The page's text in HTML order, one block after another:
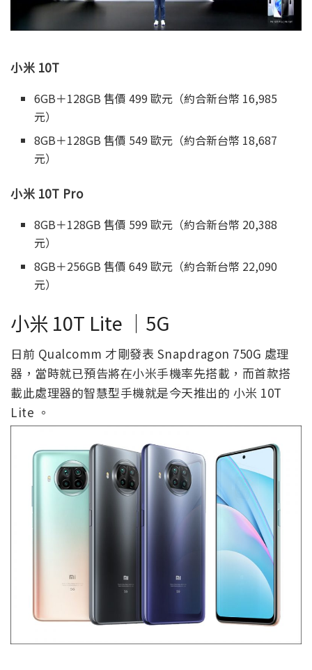
小米 10T
6GB＋128GB 售價 499 歐元（約合新台幣 16,985
元）
8GB＋128GB 售價 549 歐元（約合新台幣 18,687
元）
小米 10T Pro
8GB＋128GB 售價 599 歐元（約合新台幣 20,388
元）
8GB＋256GB 售價 649 歐元（約合新台幣 22,090
元）
小米 10T Lite ｜5G
日前 Qualcomm 才剛發表 Snapdragon 750G 處理
器，當時就已預告將在小米手機率先搭載，而首款搭
載此處理器的智慧型手機就是今天推出的 小米 10T
Lite 。